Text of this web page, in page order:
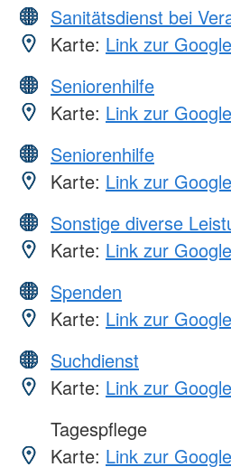
Sanitätsdienst bei
Karte: Link zur
Seniorenhilfe
Karte: Link zur
Seniorenhilfe
Karte: Link zur
Sonstige diverse
Karte: Link zur
Spenden
Karte: Link zur
Suchdienst
Karte: Link zur
Tagespflege
Karte: Link zur